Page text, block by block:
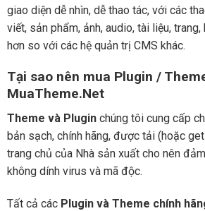
giao diện dễ nhìn, dễ thao tác, với các
viết, sản phẩm, ảnh, audio, tài liệu, trang,
hơn so với các hệ quản trị CMS khác.
Tại sao nên mua Plugin /
MuaTheme.Net
Theme và Plugin chúng tôi cung cấp
bản sạch, chính hãng, được tải (hoặc
trang chủ của Nhà sản xuất cho nên
không dính virus và mã độc.
Tất cả các Plugin và Theme chính